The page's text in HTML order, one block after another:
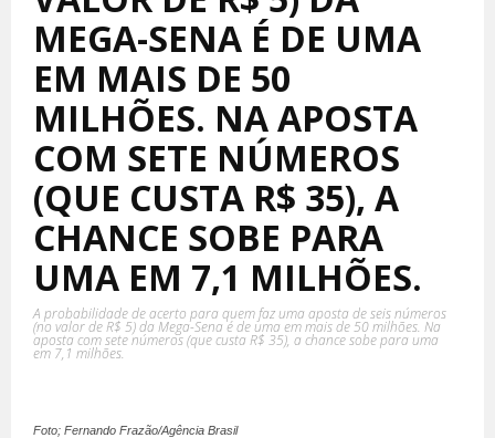
MEGA-SENA É DE UMA
EM MAIS DE 50
MILHÕES. NA APOSTA
COM SETE NÚMEROS
(QUE CUSTA R$ 35), A
CHANCE SOBE PARA
UMA EM 7,1 MILHÕES.
A probabilidade de acerto para quem faz uma aposta de seis números
(no valor de R$ 5) da Mega-Sena é de uma em mais de 50 milhões. Na
aposta com sete números (que custa R$ 35), a chance sobe para uma
em 7,1 milhões.
Foto; Fernando Frazão/Agência Brasil